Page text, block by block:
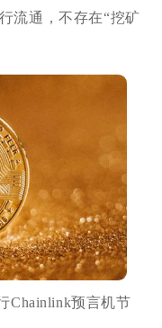
流通，不存在“挖矿
Chainlink预言机节